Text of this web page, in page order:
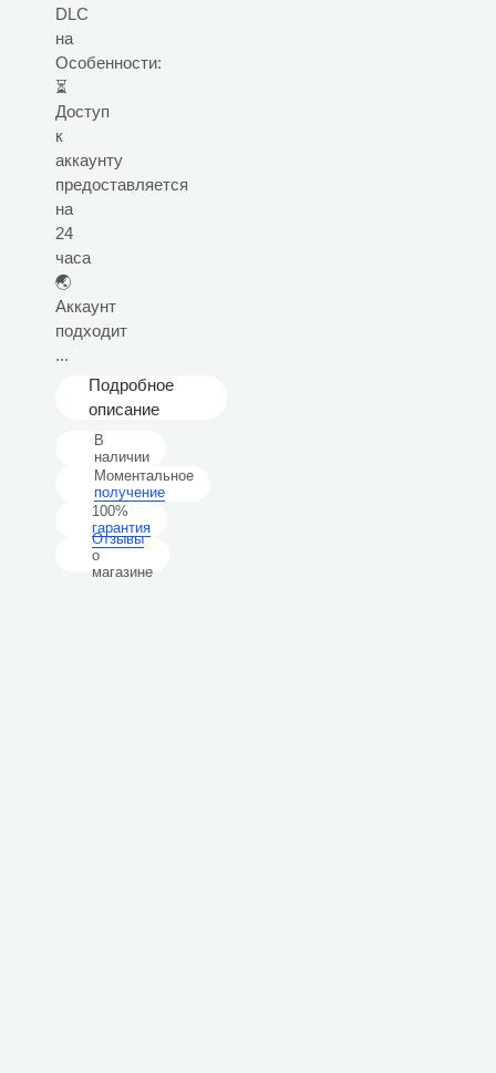
DLC
на
Особенности:
⏳
Доступ
к
аккаунту
предоставляется
на
24
часа
🌏
Аккаунт
подходит
...
Подробное
описание
В
наличии
Моментальное
получение
100%
гарантия
Отзывы
о
магазине